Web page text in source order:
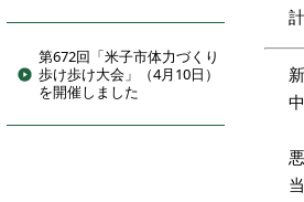
第672回「米子市体力づくり
歩け歩け大会」（4月10日）
を開催しました